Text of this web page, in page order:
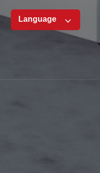
Language